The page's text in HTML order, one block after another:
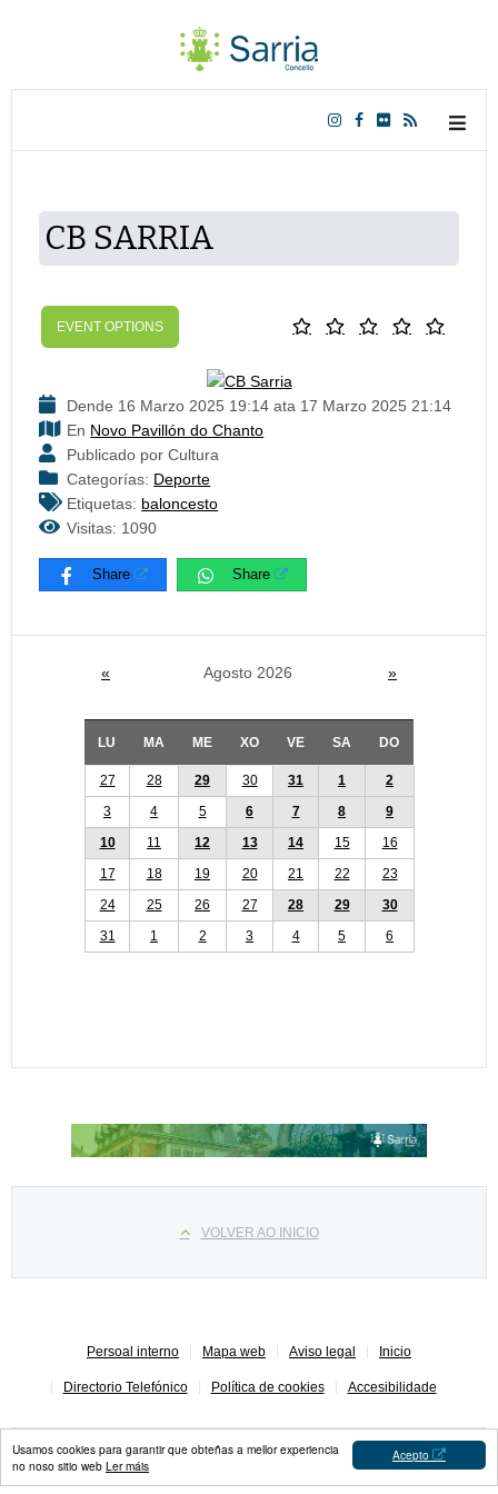
Acepto
Usamos cookies para garantir que obteñas a mellor experiencia
no noso sitio web Ler máis
CB SARRIA
EVENT OPTIONS
Dende 16 Marzo 2025 19:14 ata 17 Marzo 2025 21:14
En Novo Pavillón do Chanto
Publicado por Cultura
Categorías: Deporte
Etiquetas: baloncesto
Visitas: 1090
Share Share
« Agosto 2026 »
LU MA ME XO VE SA DO
27 28 29 30 31 1
2
3
4 5 6 7 8
9
10
11 12 13 14 15
16
17
18 19 20 21 22
23
24
25 26 27 28 29
30
31
1 2 3 4 5 6
VOLVER AO INICIO
Persoal interno Mapa web Aviso legal Inicio
Directorio Telefónico Política de cookies Accesibilidade